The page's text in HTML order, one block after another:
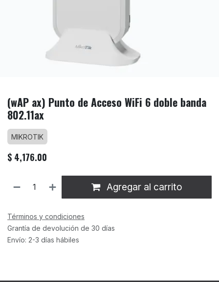
(wAP ax) Punto de Acceso WiFi 6 doble banda
802.11ax
MIKROTIK
$ 4,176.00
Agregar al carrito
Términos y condiciones
Grantía de devolución de 30 días
Envío: 2-3 días hábiles